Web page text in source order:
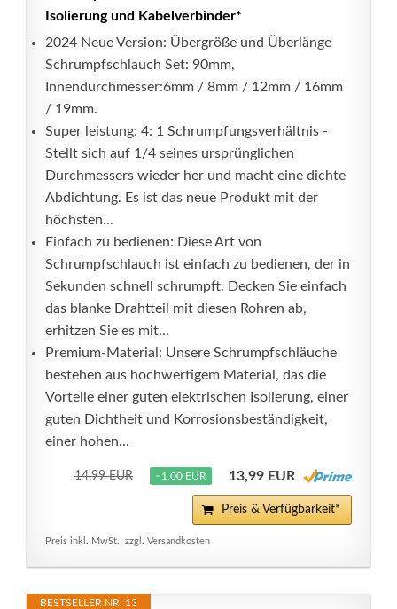
Isolierung und Kabelverbinder*
2024 Neue Version: Übergröße und Überlänge
Schrumpfschlauch Set: 90mm,
Innendurchmesser:6mm / 8mm / 12mm / 16mm
/ 19mm.
Super leistung: 4: 1 Schrumpfungsverhältnis -
Stellt sich auf 1/4 seines ursprünglichen
Durchmessers wieder her und macht eine dichte
Abdichtung. Es ist das neue Produkt mit der
höchsten...
Einfach zu bedienen: Diese Art von
Schrumpfschlauch ist einfach zu bedienen, der in
Sekunden schnell schrumpft. Decken Sie einfach
das blanke Drahtteil mit diesen Rohren ab,
erhitzen Sie es mit...
Premium-Material: Unsere Schrumpfschläuche
bestehen aus hochwertigem Material, das die
Vorteile einer guten elektrischen Isolierung, einer
guten Dichtheit und Korrosionsbeständigkeit,
einer hohen...
14,99 EUR −1,00 EUR 13,99 EUR
Preis & Verfügbarkeit*
Preis inkl. MwSt., zzgl. Versandkosten
BESTSELLER NR. 13